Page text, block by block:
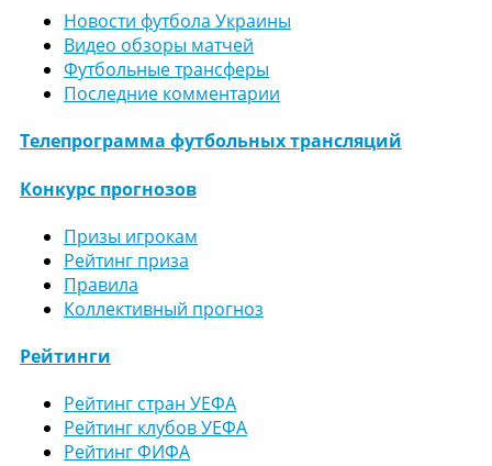
Новости футбола Украины
Видео обзоры матчей
Футбольные трансферы
Последние комментарии
Телепрограмма футбольных трансляций
Конкурс прогнозов
Призы игрокам
Рейтинг приза
Правила
Коллективный прогноз
Рейтинги
Рейтинг стран УЕФА
Рейтинг клубов УЕФА
Рейтинг ФИФА